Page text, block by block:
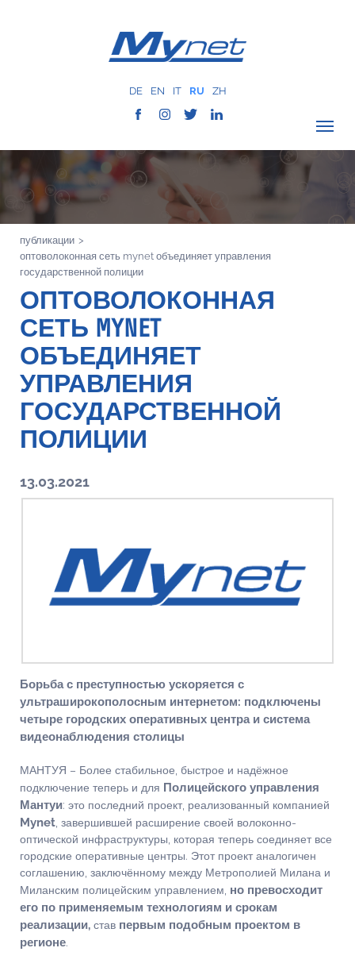
DE EN IT RU ZH
ПРОВЕРИТЬ ПОКРЫТИЕ
О КОМПАНИИ
СЕТЬ
УСЛУГИ
MYNET
ИСТОРИЯ
КОММУНИКАЦИЯ
КОНТАКТЫ
публикации >
оптоволоконная сеть mynet объединяет управления
государственной полиции
ОПТОВОЛОКОННАЯ
СЕТЬ MYNET
ОБЪЕДИНЯЕТ
УПРАВЛЕНИЯ
ГОСУДАРСТВЕННОЙ
ПОЛИЦИИ
13.03.2021
Борьба с преступностью ускоряется с
ультраширокополосным интернетом: подключены
четыре городских оперативных центра и система
видеонаблюдения столицы
МАНТУЯ – Более стабильное, быстрое и надёжное
подключение теперь и для Полицейского управления
Мантуи: это последний проект, реализованный компанией
Mynet , завершившей расширение своей волоконно-
оптической инфраструктуры, которая теперь соединяет все
городские оперативные центры. Этот проект аналогичен
соглашению, заключённому между Метрополией Милана и
Миланским полицейским управлением, но превосходит
его по применяемым технологиям и срокам
реализации, став первым подобным проектом в
регионе.